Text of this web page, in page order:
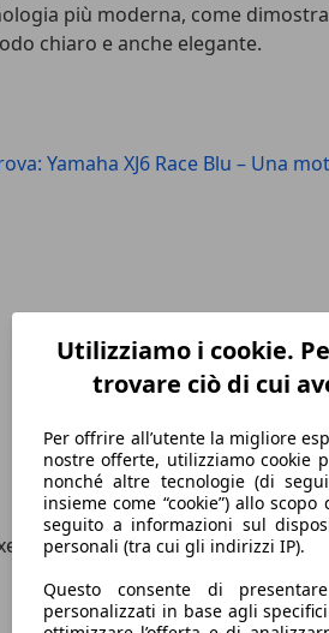
Utilizziamo i cookie.
trovare ciò di cui
Per offrire all’utente la migliore
nostre offerte, utilizziamo cookie
nonché altre tecnologie (di
insieme come “cookie”) allo
seguito a informazioni sul
personali (tra cui gli indirizzi IP).
Questo consente di
personalizzati in base agli
più moderna, come
chiaro e anche elegante.
Yamaha XJ6 Race Blu – Una
Unicoproprietario